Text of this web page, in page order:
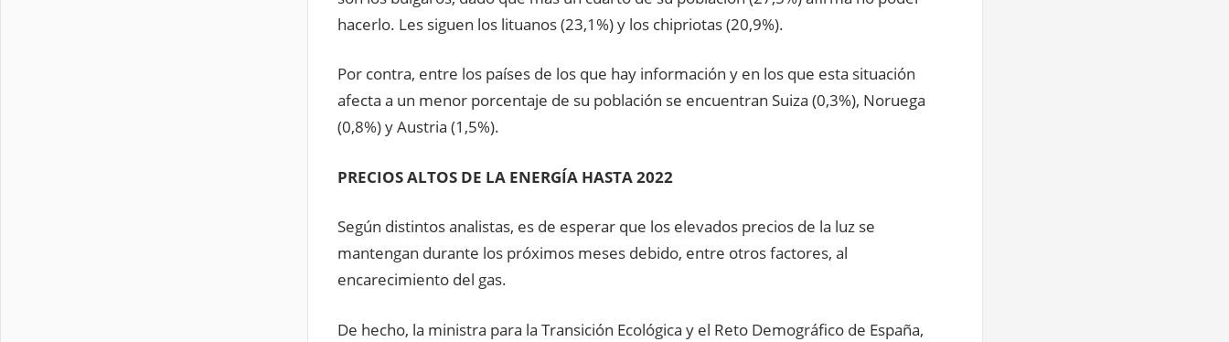
hacerlo. Les siguen los lituanos (23,1%) y los chipriotas (20,9%).
Por contra, entre los países de los que hay información y en los que esta situación
afecta a un menor porcentaje de su población se encuentran Suiza (0,3%), Noruega
(0,8%) y Austria (1,5%).
PRECIOS ALTOS DE LA ENERGÍA HASTA 2022
Según distintos analistas, es de esperar que los elevados precios de la luz se
mantengan durante los próximos meses debido, entre otros factores, al
encarecimiento del gas.
De hecho, la ministra para la Transición Ecológica y el Reto Demográfico de España,